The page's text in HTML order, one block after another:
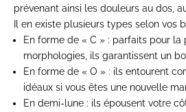
prévenant ainsi les douleurs au dos,
Il en existe plusieurs types selon vos
En forme de « C » : parfaits pour la
morphologies, ils garantissent un
En forme de « O » : ils entourent
idéaux si vous êtes une nouvelle
En demi-lune : ils épousent votre